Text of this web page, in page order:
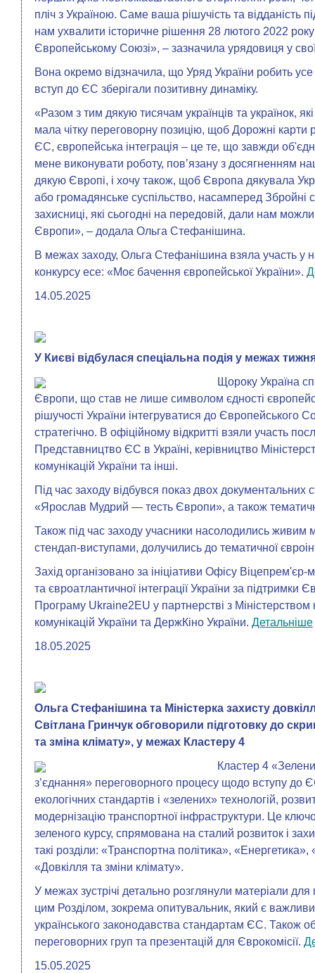
пліч з Україною. Саме ваша рішучість та відданість
нам ухвалити історичне рішення 28 лютого 2022
Європейському Союзі», – зазначила урядовиця у
Вона окремо відзначила, що Уряд України робить
вступ до ЄС зберігали позитивну динаміку.
«Разом з тим дякую тисячам українців та українок,
мала чітку переговорну позицію, щоб Дорожні
ЄС, європейська інтеграція – це те, що завжди
мене виконувати роботу, повʼязану з досягненням
дякую Європі, і хочу також, щоб Європа дякувала
або громадянське суспільство, насамперед Збройні
захисниці, які сьогодні на передовій, дали нам
Європи», – додала Ольга Стефанішина.
В межах заходу, Ольга Стефанішина взяла участь у
конкурсу есе: «Моє бачення європейської України».
14.05.2025
У Києві відбулася спеціальна подія у межах
Щороку Україна
Європи, що став не лише символом єдності
рішучості України інтегруватися до Європейського
стратегічно. В офіційному відкритті взяли участь
Представництво ЄС в Україні, керівництво
комунікацій України та інші.
Під час заходу відбувся показ двох документальних
«Ярослав Мудрий — тесть Європи», а також
Також під час заходу учасники насолодились живим
стендап-виступами, долучились до тематичної
Захід організовано за ініціативи Офісу Віцепрем'єр-
та євроатлантичної інтеграції України за підтримки
Програму Ukraine2EU у партнерстві з Міністерством
комунікацій України та ДержКіно України. Детальніше
18.05.2025
Ольга Стефанішина та Міністерка захисту
Світлана Гринчук обговорили підготовку до
та зміна клімату», у межах Кластеру 4
Кластер 4
зʼєднання» переговорного процесу щодо вступу
екологічних стандартів і «зелених» технологій,
модернізацію транспортної інфраструктури. Це
зеленого курсу, спрямована на сталий розвиток і
такі розділи: «Транспортна політика», «Енергетика»,
«Довкілля та зміни клімату».
У межах зустрічі детально розглянули матеріали
цим Розділом, зокрема опитувальник, який є
українського законодавства стандартам ЄС. Також
переговорних груп та презентацій для Єврокомісії.
15.05.2025